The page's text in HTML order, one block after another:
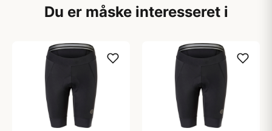
Du er måske interesseret i